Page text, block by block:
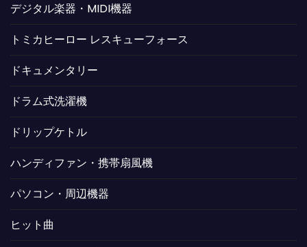
デジタル楽器・MIDI機器
トミカヒーロー レスキューフォース
ドキュメンタリー
ドラム式洗濯機
ドリップケトル
ハンディファン・携帯扇風機
パソコン・周辺機器
ヒット曲